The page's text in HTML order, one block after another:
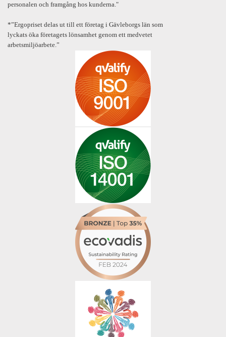
personalen och framgång hos kunderna."
*”Ergopriset delas ut till ett företag i Gävleborgs län som
lyckats öka företagets lönsamhet genom ett medvetet
arbetsmiljöarbete.”